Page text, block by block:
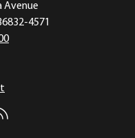
Avenue
4571
Youtube
RSS feed